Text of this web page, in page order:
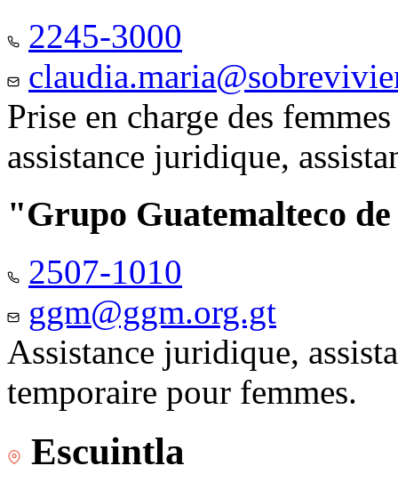
2245-3000
Prise en charge des
assistance juridique,
"Grupo Guatemalteco
2507-1010
ggm@ggm.org.gt
Assistance juridique,
temporaire pour femmes.
Escuintla